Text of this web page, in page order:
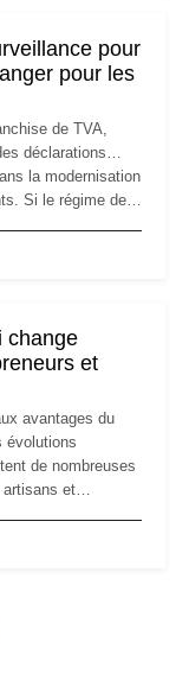
pour
pour les
de TVA,
déclarations…
la modernisation
Si le régime de
environnement
change
et
avantages du
évolutions
de nombreuses
artisans et
: les règles